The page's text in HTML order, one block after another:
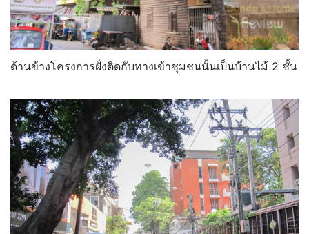
ด้านข้างโครงการฝั่งติดกับทางเข้าชุมชนนั้นเป็นบ้านไม้ 2 ชั้น